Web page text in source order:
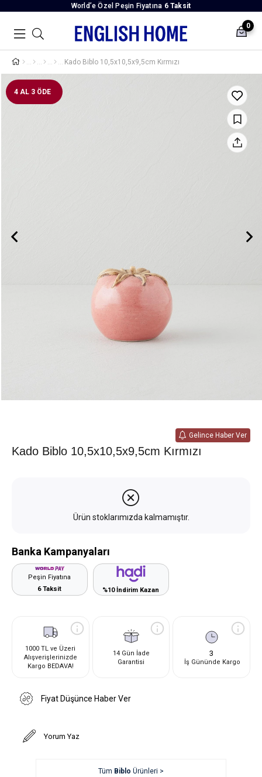
World’e Özel Peşin Fiyatına 6 Taksit
0
Kado Biblo 10,5x10,5x9,5cm Kırmızı
4 AL 3 ÖDE
Gelince Haber Ver
Kado Biblo 10,5x10,5x9,5cm Kırmızı
Ürün stoklarımızda kalmamıştır.
Banka Kampanyaları
Peşin Fiyatına
6 Taksit
%10 İndirim Kazan
1000 TL ve Üzeri
Alışverişlerinizde
Kargo BEDAVA!
14 Gün İade
Garantisi
3
İş Gününde Kargo
Fiyat Düşünce Haber Ver
Yorum Yaz
Tüm Biblo Ürünleri >